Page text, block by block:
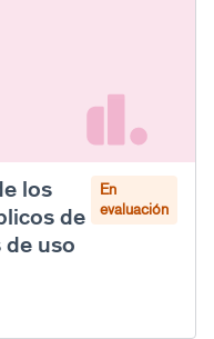
los
de
de uso
En
evaluación